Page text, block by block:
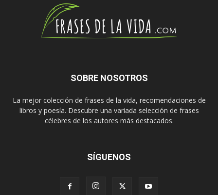
SOBRE NOSOTROS
La mejor colección de frases de la vida, recomendaciones de
libros y poesía. Descubre una variada selección de frases
célebres de los autores más destacados.
SÍGUENOS